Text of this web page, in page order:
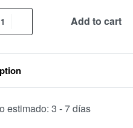
Add to cart
estimado: 3 - 7 días